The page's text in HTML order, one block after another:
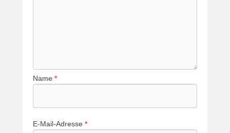
Name *
E-Mail-Adresse *